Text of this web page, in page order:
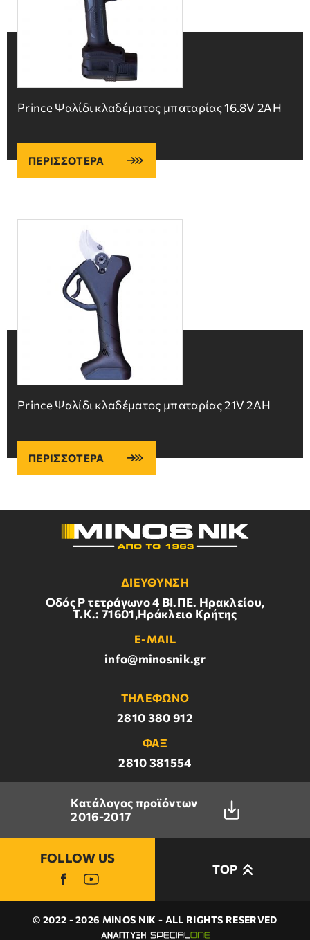
Prince Ψαλίδι κλαδέματος μπαταρίας 16.8V 2ΑΗ
ΠΕΡΙΣΣΟΤΕΡΑ
Prince Ψαλίδι κλαδέματος μπαταρίας 21V 2ΑΗ
ΠΕΡΙΣΣΟΤΕΡΑ
ΔΙΕΥΘΥΝΣΗ
Οδός Ρ τετράγωνο 4 BI.ΠΕ. Ηρακλείου,
Τ.Κ.: 71601,Ηράκλειο Κρήτης
E-MAIL
info@minosnik.gr
ΤΗΛΕΦΩΝΟ
2810 380 912
ΦΑΞ
2810 381554
Κατάλογος προϊόντων
2016-2017
FOLLOW US
TOP
© 2022 - 2026 MINOS NIK - ALL RIGHTS RESERVED